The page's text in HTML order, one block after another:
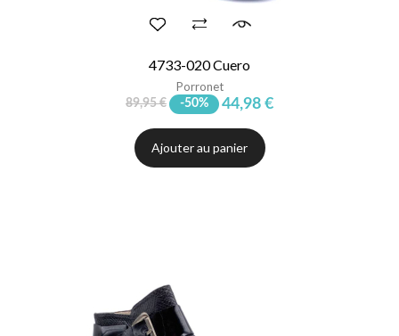
4733-020 Cuero
Porronet
89,95 € -50% 44,98 €
Ajouter au panier